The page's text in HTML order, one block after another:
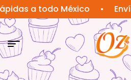
a todo México • Envío